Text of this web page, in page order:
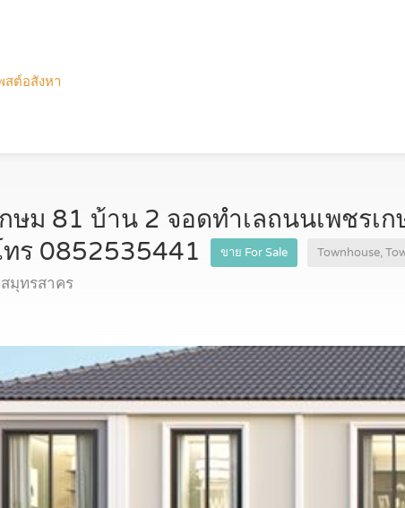
สต์อสังหา
ษม 81 บ้าน 2 จอดทำเลถนนเพชรเ
ร 0852535441
ขาย For Sale Townhouse,
มุทรสาคร